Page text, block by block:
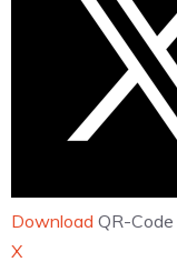
Download QR-Code
‎X